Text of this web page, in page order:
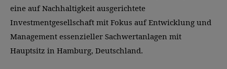
eine auf Nachhaltigkeit ausgerichtete
Investmentgesellschaft mit Fokus auf Entwicklung und
Management essenzieller Sachwertanlagen mit
Hauptsitz in Hamburg, Deutschland.